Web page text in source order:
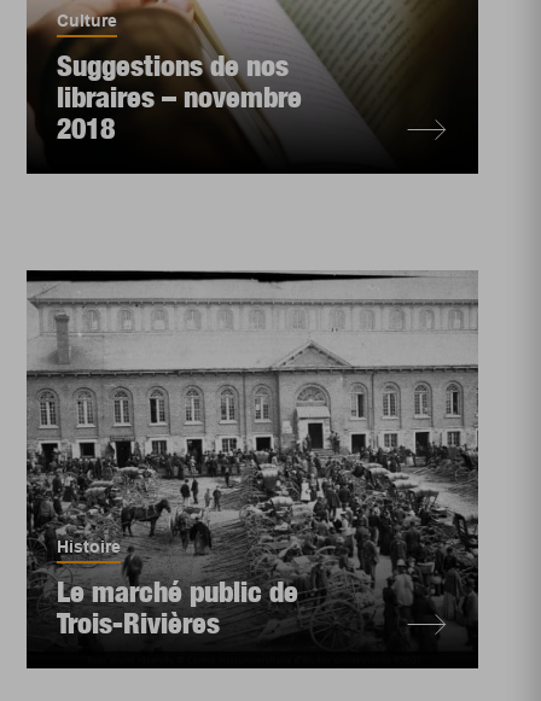
Culture
Suggestions de nos
libraires – novembre
2018
Histoire
Le marché public de
Trois-Rivières